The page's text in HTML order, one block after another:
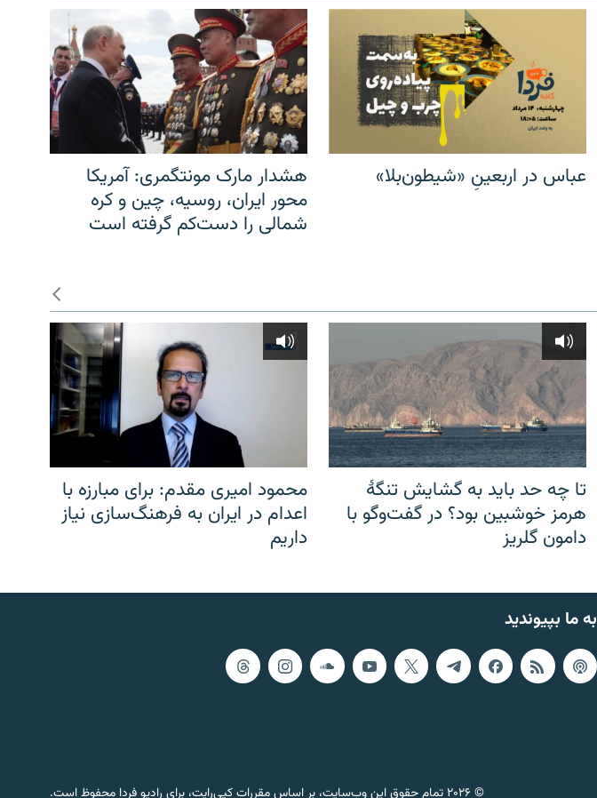
عباس در اربعینِ «شیطون‌بلا»
هشدار مارک مونتگمری: آمریکا
محور ایران، روسیه، چین و کره
شمالی را دست‌کم گرفته است
تا چه حد باید به گشایش تنگهٔ
هرمز خوشبین بود؟ در گفت‌وگو با
دامون گلریز
محمود امیری مقدم: برای مبارزه با
اعدام در ایران به فرهنگ‌سازی نیاز
داریم
به ما بپیوندید
© ۲۰۲۶ تمام حقوق این وب‌سایت، بر اساس مقررات کپی‌رایت، برای رادیو فردا محفوظ است.